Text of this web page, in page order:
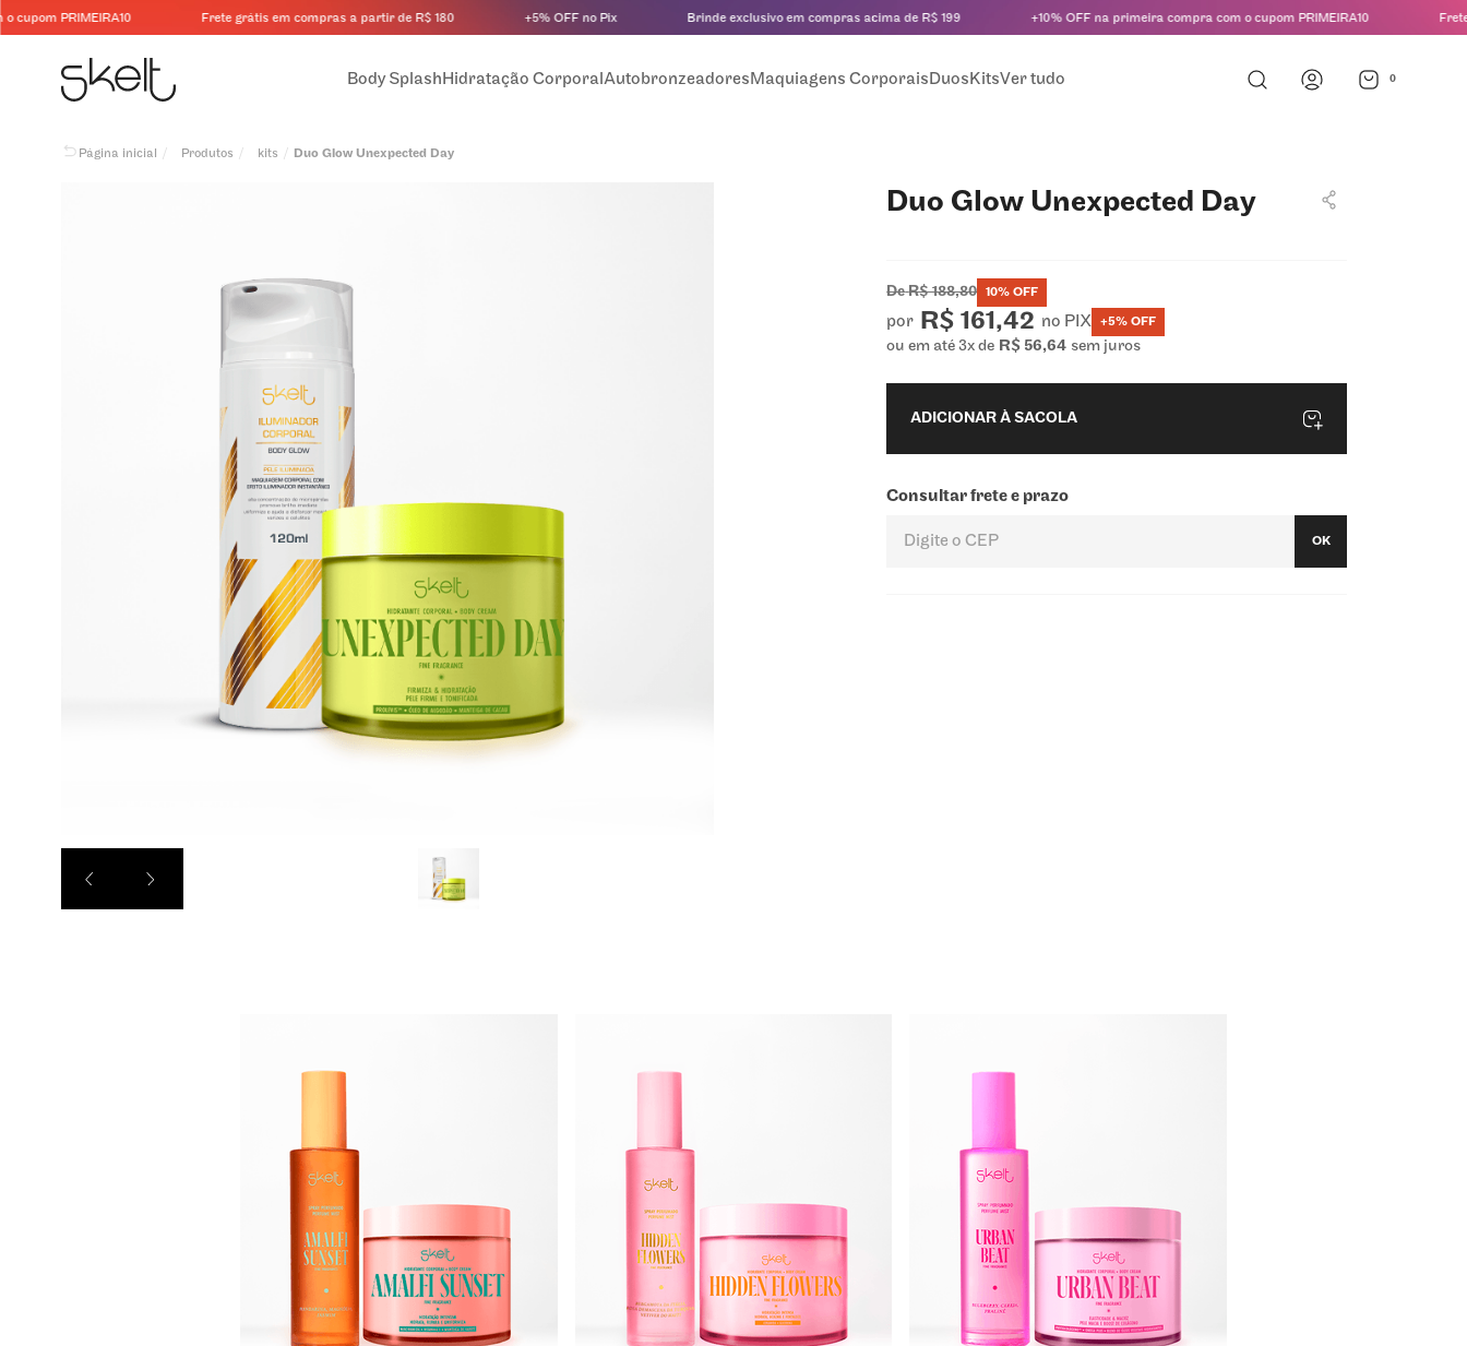
PRIMEIRA10 Frete grátis em compras a partir de R$ 180 +5% OFF no Pix Brinde exclusivo em compras acima de R$ 199 +10% OFF na primeira compra com o cupom PRIMEIRA10 Frete
Body Splash Hidratação CorporalAutobronzeadoresMaquiagens Corporais Duos KitsVer tudo 0
Procurar produtosProdutos kits Duo Glow Unexpected Day
Duo Glow Unexpected Day
De R$ 188,80 10% OFF
por R$ 161,42 no PIX +5% OFF
ou em até3x de R$ 56,64 sem juros
ADICIONAR À SACOLA
Consultar frete e prazo
OK